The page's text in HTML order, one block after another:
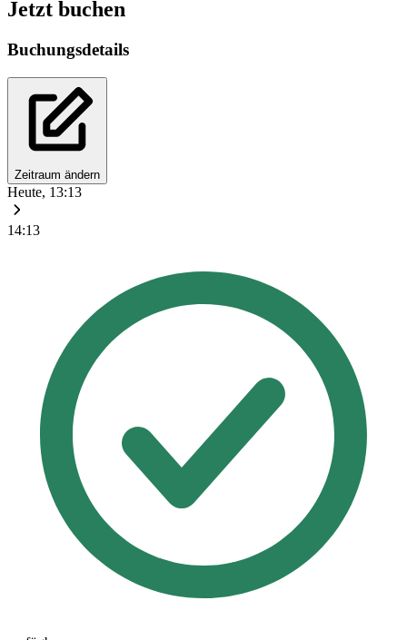
Jetzt buchen
Buchungsdetails
Zeitraum ändern
Heute, 13:13
14:13